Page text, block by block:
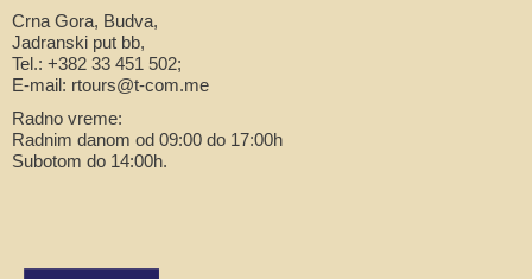
Crna Gora, Budva,
Jadranski put bb,
Tel.: +382 33 451 502;
E-mail: rtours@t-com.me
Radno vreme:
Radnim danom od 09:00 do 17:00h
Subotom do 14:00h.